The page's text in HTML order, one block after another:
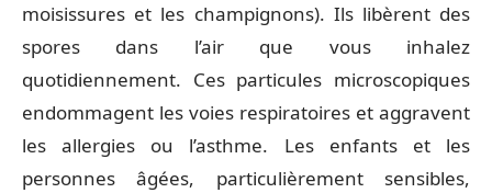
moisissures et les champignons). Ils libèrent des
spores dans l’air que vous inhalez
quotidiennement. Ces particules microscopiques
endommagent les voies respiratoires et aggravent
les allergies ou l’asthme. Les enfants et les
personnes âgées, particulièrement sensibles,